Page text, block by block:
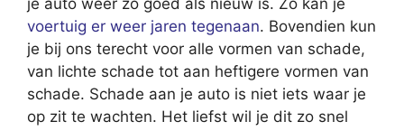
je auto weer zo goed als nieuw is. Zo kan je
voertuig er weer jaren tegenaan. Bovendien kun
je bij ons terecht voor alle vormen van schade,
van lichte schade tot aan heftigere vormen van
schade. Schade aan je auto is niet iets waar je
op zit te wachten. Het liefst wil je dit zo snel